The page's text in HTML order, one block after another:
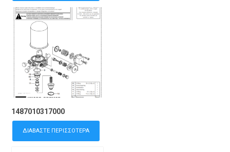
1487010317000
ΔΙΑΒΆΣΤΕ ΠΕΡΙΣΣΌΤΕΡΑ